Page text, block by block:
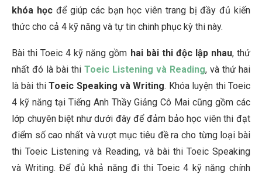
khóa họcđể giúp các bạn học viên trang bị đầy đủ kiến
thức cho cả 4 kỹ năng và tự tin chinh phục kỳ thi này.
Bài thi Toeic 4 kỹ năng gồm hai bài thi độc lập nhau, thứ
nhất đó là bài thi Toeic Listening và Reading, và thứ hai
là bài thiToeic Speaking và Writing. Khóa luyện thi Toeic
4 kỹ năng tại Tiếng Anh Thầy Giảng Cô Mai cũng gồm các
lớp chuyên biệt như dưới đây để đảm bảo học viên thi đạt
điểm số cao nhất và vượt mục tiêu đề ra cho từng loại bài
thi Toeic Listening và Reading, và bài thi Toeic Speaking
và Writing. Để đủ khả năng đi thi Toeic 4 kỹ năng chính